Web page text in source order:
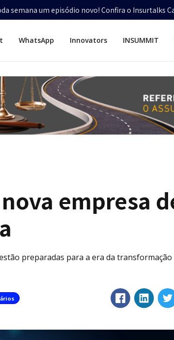
semana um episódio novo! Confira o Insurtalks
WhatsApp Innovators INSUMMIT
empresa
preparadas para a era da